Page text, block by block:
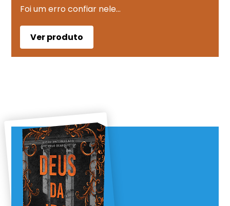
Foi um erro confiar nele…
Ver produto